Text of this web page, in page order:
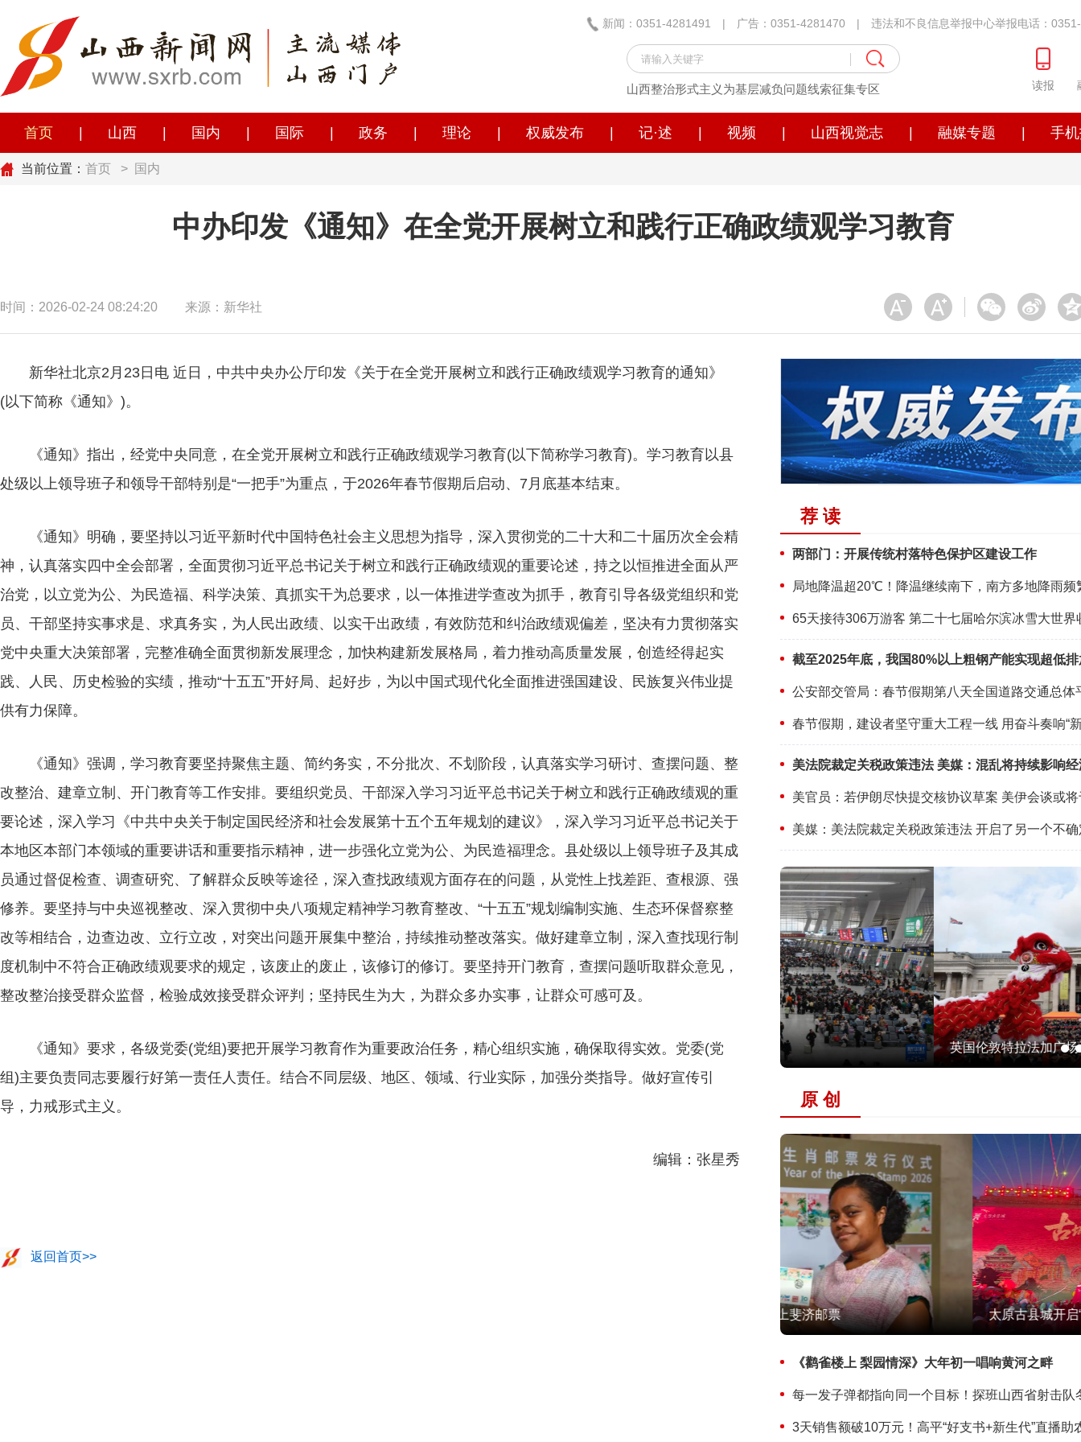
新闻：0351-4281491 | 广告：0351-4281470 | 违法和不良信息举报中心举报电话：
山西整治形式主义为基层减负问题线索征集专区 读报
首页 山西 国内 国际 政务 理论 权威发布 记·述 视频 山西视觉志 融媒专题 手
当前位置： 首页 > 国内
中办印发《通知》在全党开展树立和践行正确政绩观学习教育
时间：2026-02-24 08:24:20 来源：新华社
新华社北京2月23日电 近日，中共中央办公厅印发《关于在全党开展树立和践行正确政绩观学习教育的通知》
(以下简称《通知》)。
《通知》指出，经党中央同意，在全党开展树立和践行正确政绩观学习教育(以下简称学习教育)。学习教育以县
处级以上领导班子和领导干部特别是“一把手”为重点，于2026年春节假期后启动、7月底基本结束。
《通知》明确，要坚持以习近平新时代中国特色社会主义思想为指导，深入贯彻党的二十大和二十届历次全会精
神，认真落实四中全会部署，全面贯彻习近平总书记关于树立和践行正确政绩观的重要论述，持之以恒推进全面从严
治党，以立党为公、为民造福、科学决策、真抓实干为总要求，以一体推进学查改为抓手，教育引导各级党组织和党
员、干部坚持实事求是、求真务实，为人民出政绩、以实干出政绩，有效防范和纠治政绩观偏差，坚决有力贯彻落实
党中央重大决策部署，完整准确全面贯彻新发展理念，加快构建新发展格局，着力推动高质量发展，创造经得起实
践、人民、历史检验的实绩，推动“十五五”开好局、起好步，为以中国式现代化全面推进强国建设、民族复兴伟业提
供有力保障。
《通知》强调，学习教育要坚持聚焦主题、简约务实，不分批次、不划阶段，认真落实学习研讨、查摆问题、整
改整治、建章立制、开门教育等工作安排。要组织党员、干部深入学习习近平总书记关于树立和践行正确政绩观的重
要论述，深入学习《中共中央关于制定国民经济和社会发展第十五个五年规划的建议》，深入学习习近平总书记关于
本地区本部门本领域的重要讲话和重要指示精神，进一步强化立党为公、为民造福理念。县处级以上领导班子及其成
员通过督促检查、调查研究、了解群众反映等途径，深入查找政绩观方面存在的问题，从党性上找差距、查根源、强
修养。要坚持与中央巡视整改、深入贯彻中央八项规定精神学习教育整改、“十五五”规划编制实施、生态环保督察整
改等相结合，边查边改、立行立改，对突出问题开展集中整治，持续推动整改落实。做好建章立制，深入查找现行制
度机制中不符合正确政绩观要求的规定，该废止的废止，该修订的修订。要坚持开门教育，查摆问题听取群众意见，
整改整治接受群众监督，检验成效接受群众评判；坚持民生为大，为群众多办实事，让群众可感可及。
《通知》要求，各级党委(党组)要把开展学习教育作为重要政治任务，精心组织实施，确保取得实效。党委(党
组)主要负责同志要履行好第一责任人责任。结合不同层级、地区、领域、行业实际，加强分类指导。做好宣传引
导，力戒形式主义。
编辑：张星秀
返回首页>>
荐 读
两部门：开展传统村落特色保护区建设工作
65天接待306万游客 第二十七届哈尔滨冰雪大世界
截至2025年底，我国80%以上粗钢产能实现超低排
公安部交管局：春节假期第八天全国道路交通总体
春节假期，建设者坚守重大工程一线 用奋斗奏响“
美法院裁定关税政策违法 美媒：混乱将持续影响经
美媒：美法院裁定关税政策违法 开启了另一个不
人勤春来早 全国铁路迎来返程客流最高峰 英国伦敦特拉法加广场举行春节庆祝活动
原 创
太原古县城开启“日游夜秀”新春模式
《鹳雀楼上 梨园情深》大年初一唱响黄河之畔
每一发子弹都指向同一个目标！探班山西省射击队
3天销售额破10万元！高平“好支书+新生代”直播助